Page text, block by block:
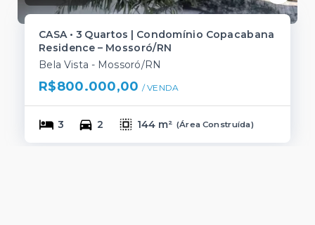
CASA • 3 Quartos | Condomínio Copacabana
Residence – Mossoró/RN
Bela Vista - Mossoró/RN
R$800.000,00 / VENDA
3 2 144 m² (Área Construída)